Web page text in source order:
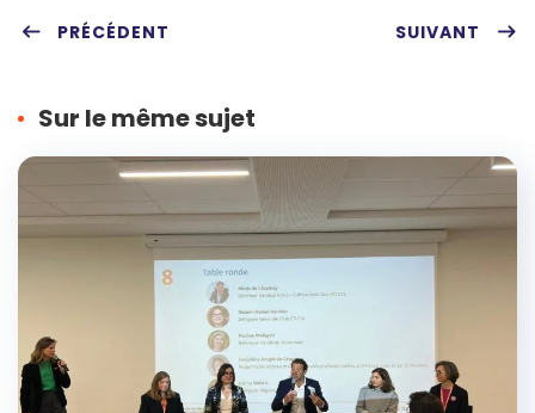
ter
ebo
eres
PRÉCÉDENT SUIVANT
Sur le même sujet